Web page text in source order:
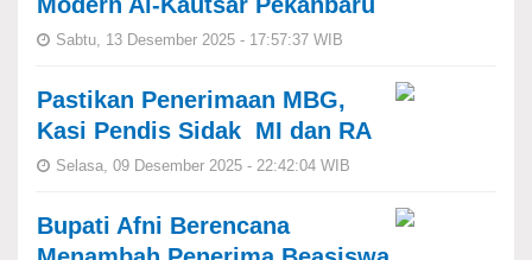
Sabtu, 13 Desember 2025 - 17:57:37 WIB
Pastikan Penerimaan MBG,
Kasi Pendis Sidak MI dan RA
Selasa, 09 Desember 2025 - 22:42:04 WIB
Bupati Afni Berencana